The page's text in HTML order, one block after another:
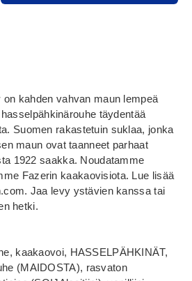
kahden vahvan maun lempeä
täydentää
Suomen rakastetuin suklaa, jonka
maun ovat taanneet parhaat
1922 saakka. Noudatamme
Fazerin kaakaovisiota. Lue lisää
Jaa levy ystävien kanssa tai
hetki.
kaakaovoi, HASSELPÄHKINÄT,
(MAIDOSTA), rasvaton